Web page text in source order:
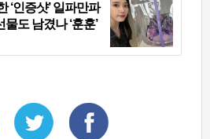
‘인증샷’ 일파만파
도 남겼나 ‘훈훈’